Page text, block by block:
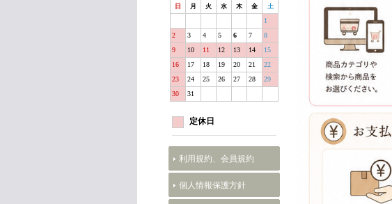
日 月 火 水 木 金 土
1
2
3 4 5 6 7
8
9
10 11 12 13 14
15
16
17 18 19 20 21
22
23
24 25 26 27 28
29
30
31
定休日
利用規約、会員規約
個人情報保護方針